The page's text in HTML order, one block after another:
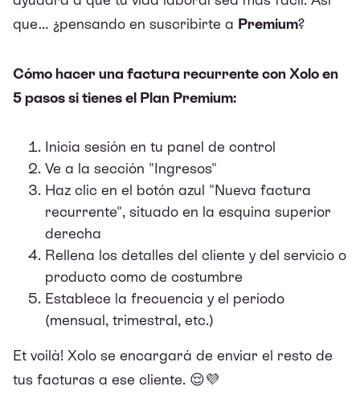
que… ¿pensando en suscribirte a Premium?
Cómo hacer una factura recurrente con Xolo en
5 pasos si tienes el Plan Premium:
Inicia sesión en tu panel de control
Ve a la sección "Ingresos"
Haz clic en el botón azul "Nueva factura
recurrente", situado en la esquina superior
derecha
Rellena los detalles del cliente y del servicio o
producto como de costumbre
Establece la frecuencia y el período
(mensual, trimestral, etc.)
Et voilà! Xolo se encargará de enviar el resto de
tus facturas a ese cliente. 😌💜